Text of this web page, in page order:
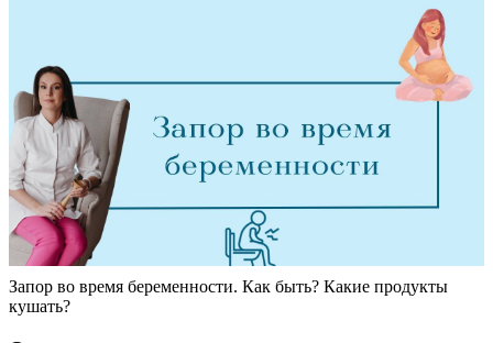
Запор во время беременности. Как быть? Какие продукты
кушать?